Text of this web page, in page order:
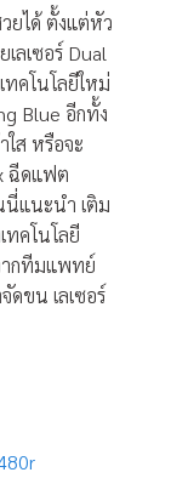
ยได้ ตั้งแต่หัว
ลเซอร์ Dual
คโนโลยีใหม่
Blue อีกทั้ง
ใส หรือจะ
ฉีดแฟต
นี่แนะนำ เติม
ทคโนโลยี
ากทีมแพทย์
ดขน เลเซอร์